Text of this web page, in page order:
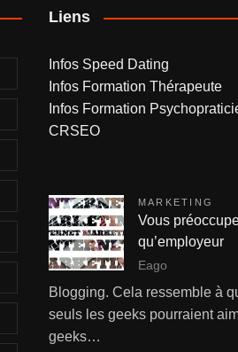
Liens
Infos Speed Dating
Infos Formation Thérapeute
Infos Formation
CRSEO
MARKETING
Vous
qu’employeur
Eago
Blogging. Cela ressemble à
seuls les geeks pourraient
geeks…